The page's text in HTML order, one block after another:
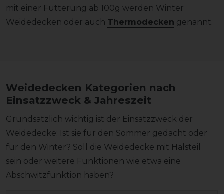
mit einer Fütterung ab 100g werden Winter
Weidedecken oder auch Thermodecken genannt.
Weidedecken Kategorien nach
Einsatzzweck & Jahreszeit
Grundsätzlich wichtig ist der Einsatzzweck der
Weidedecke: Ist sie für den Sommer gedacht oder
für den Winter? Soll die Weidedecke mit Halsteil
sein oder weitere Funktionen wie etwa eine
Abschwitzfunktion haben?